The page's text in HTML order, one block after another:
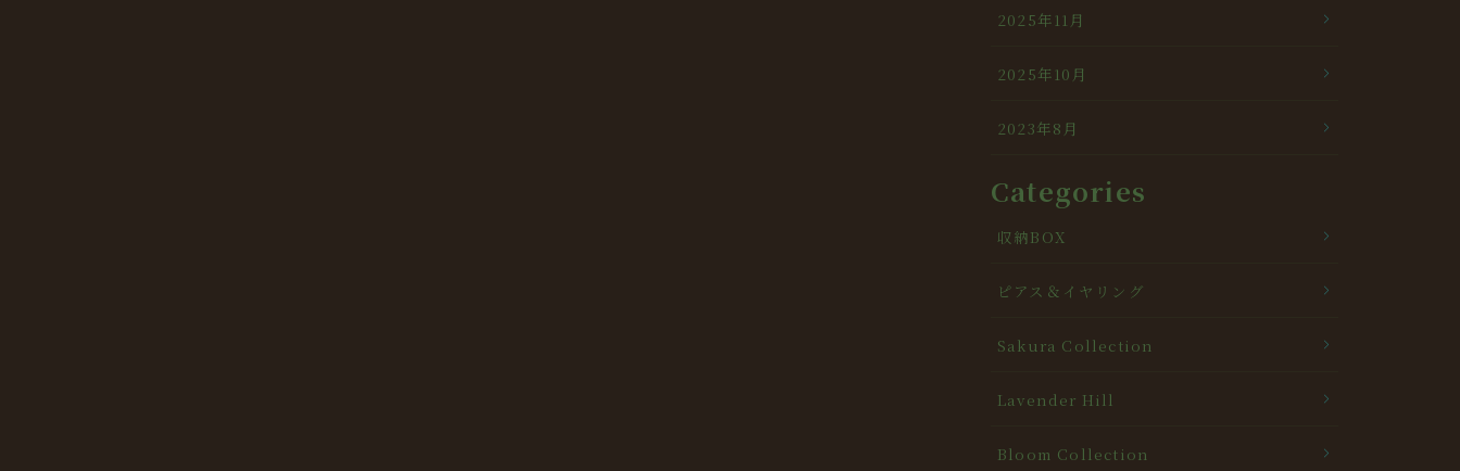
2025年11月
2025年10月
2023年8月
Categories
収納BOX
ピアス＆イヤリング
Sakura Collection
Lavender Hill
Bloom Collection